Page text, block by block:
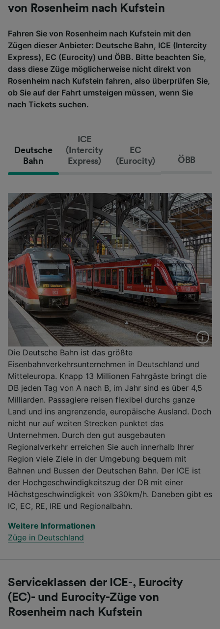
von Rosenheim nach Kufstein
Fahren Sie von Rosenheim nach Kufstein mit den
Zügen dieser Anbieter: Deutsche Bahn, ICE (Intercity
Express), EC (Eurocity) und ÖBB. Bitte beachten Sie,
dass diese Züge möglicherweise nicht direkt von
Rosenheim nach Kufstein fahren, also überprüfen Sie,
ob Sie auf der Fahrt umsteigen müssen, wenn Sie
nach Tickets suchen.
Deutsche
Bahn
ICE
(Intercity
Express)
EC
(Eurocity)
ÖBB
Die Deutsche Bahn ist das größte
Eisenbahnverkehrsunternehmen in Deutschland und
Mitteleuropa. Knapp 13 Millionen Fahrgäste bringt die
DB jeden Tag von A nach B, im Jahr sind es über 4,5
Milliarden. Passagiere reisen flexibel durchs ganze
Land und ins angrenzende, europäische Ausland. Doch
nicht nur auf weiten Strecken punktet das
Unternehmen. Durch den gut ausgebauten
Regionalverkehr erreichen Sie auch innerhalb Ihrer
Region viele Ziele in der Umgebung bequem mit
Bahnen und Bussen der Deutschen Bahn. Der ICE ist
der Hochgeschwindigkeitszug der DB mit einer
Höchstgeschwindigkeit von 330km/h. Daneben gibt es
IC, EC, RE, IRE und Regionalbahn.
Weitere Informationen
Züge in Deutschland
Serviceklassen der ICE-, Eurocity
(EC)- und Eurocity-Züge von
Rosenheim nach Kufstein